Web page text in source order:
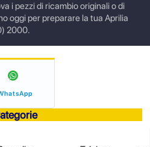
i pezzi di ricambio originali o di
oggi per preparare la tua Aprilia
2000.